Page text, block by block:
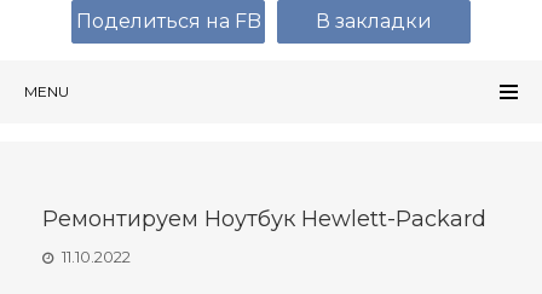
MENU
Ремонтируем Ноутбук Hewlett-Packard
11.10.2022
Поделиться на FB В закладки